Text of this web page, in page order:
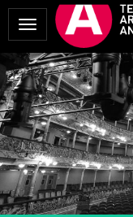
Menua
erakutsi